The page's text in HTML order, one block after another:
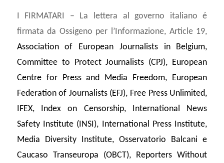
I FIRMATARI – La lettera al governo italiano é
firmata da Ossigeno per l’Informazione, Article 19,
Association of European Journalists in Belgium,
Committee to Protect Journalists (CPJ), European
Centre for Press and Media Freedom, European
Federation of Journalists (EFJ), Free Press Unlimited,
IFEX, Index on Censorship, International News
Safety Institute (INSI), International Press Institute,
Media Diversity Institute, Osservatorio Balcani e
Caucaso Transeuropa (OBCT), Reporters Without